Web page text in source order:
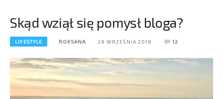
Skąd wziął się pomysł bloga?
LIFESTYLE ROKSANA 28 WRZEŚNIA 2018 12